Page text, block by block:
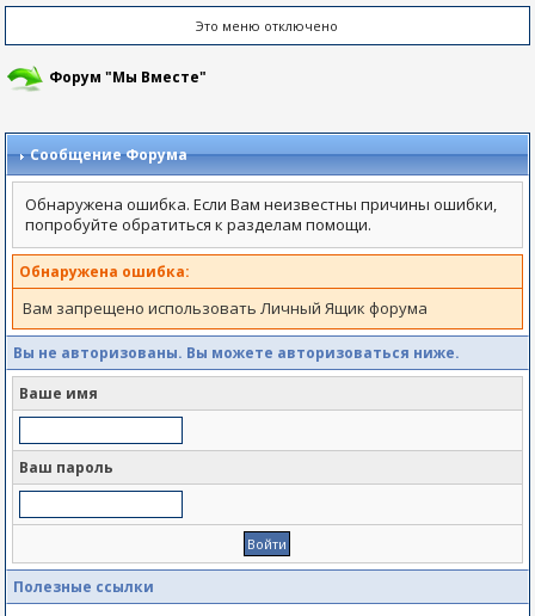
Это меню отключено
Форум "Мы Вместе"
Сообщение Форума
Обнаружена ошибка. Если Вам неизвестны причины ошибки,
попробуйте обратиться к разделам помощи.
Обнаружена ошибка:
Вам запрещено использовать Личный Ящик форума
Вы не авторизованы. Вы можете авторизоваться ниже.
Ваше имя
Ваш пароль
Полезные ссылки